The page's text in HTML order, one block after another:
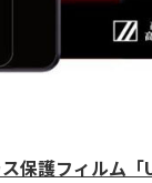
保護フィルム「